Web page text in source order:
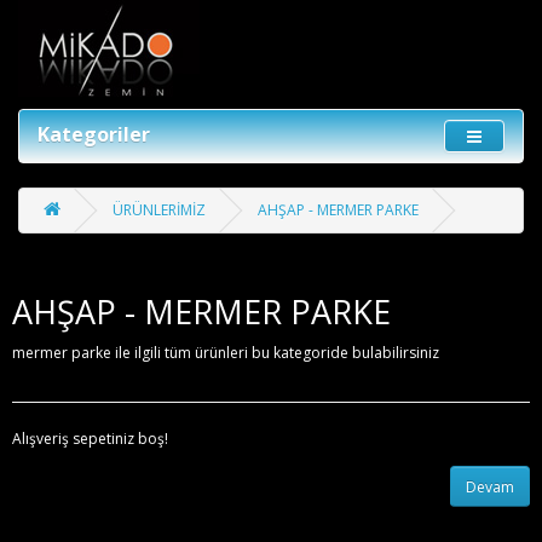
Kategoriler
ÜRÜNLERİMİZ AHŞAP - MERMER PARKE
AHŞAP - MERMER PARKE
mermer parke ile ilgili tüm ürünleri bu kategoride bulabilirsiniz
Alışveriş sepetiniz boş!
Devam